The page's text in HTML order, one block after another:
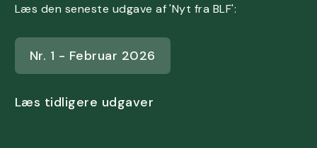
Læs den seneste udgave af 'Nyt fra BLF':
Nr. 1 - Februar 2026
Læs tidligere udgaver